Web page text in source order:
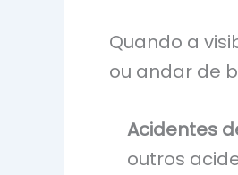
Quando a
ou andar de
Acidentes
outros